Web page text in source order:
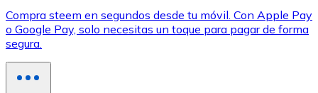
XRP
XRP
Compra steem en segundos desde tu móvil. Con Apple Pay
o Google Pay, solo necesitas un toque para pagar de forma
segura.